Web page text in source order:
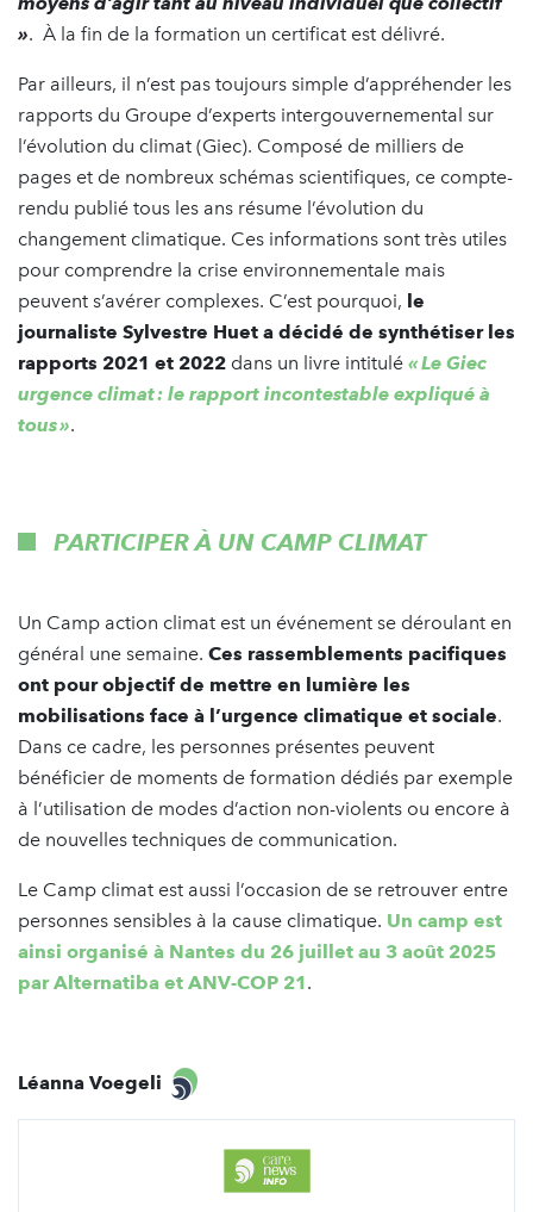
». À la fin de la formation un certificat est délivré.
Par ailleurs, il n’est pas toujours simple d’appréhender les
rapports du Groupe d’experts intergouvernemental sur
l’évolution du climat (Giec). Composé de milliers de
pages et de nombreux schémas scientifiques, ce compte-
rendu publié tous les ans résume l’évolution du
changement climatique. Ces informations sont très utiles
pour comprendre la crise environnementale mais
peuvent s’avérer complexes. C’est pourquoi, le
journaliste Sylvestre Huet a décidé de synthétiser les
rapports 2021 et 2022 dans un livre intitulé « Le Giec
urgence climat : le rapport incontestable expliqué à
tous ».
PARTICIPER À UN CAMP CLIMAT
Un Camp action climat est un événement se déroulant en
général une semaine. Ces rassemblements pacifiques
ont pour objectif de mettre en lumière les
mobilisations face à l’urgence climatique et sociale.
Dans ce cadre, les personnes présentes peuvent
bénéficier de moments de formation dédiés par exemple
à l’utilisation de modes d’action non-violents ou encore à
de nouvelles techniques de communication.
Le Camp climat est aussi l’occasion de se retrouver entre
personnes sensibles à la cause climatique. Un camp est
ainsi organisé à Nantes du 26 juillet au 3 août 2025
par Alternatiba et ANV-COP 21.
Léanna Voegeli